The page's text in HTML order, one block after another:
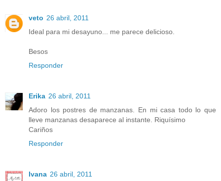
veto 26 abril, 2011
Ideal para mi desayuno... me parece delicioso.
Besos
Responder
Erika 26 abril, 2011
Adoro los postres de manzanas. En mi casa todo lo que
lleve manzanas desaparece al instante. Riquísimo
Cariños
Responder
Ivana 26 abril, 2011